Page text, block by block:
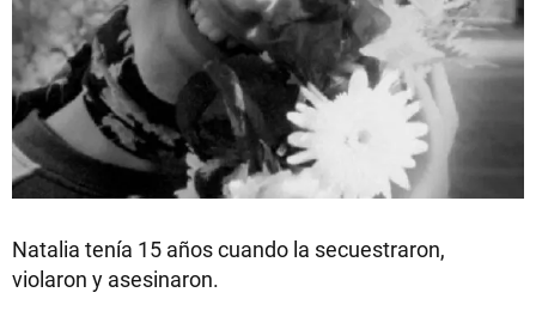
Natalia tenía 15 años cuando la secuestraron,
violaron y asesinaron.